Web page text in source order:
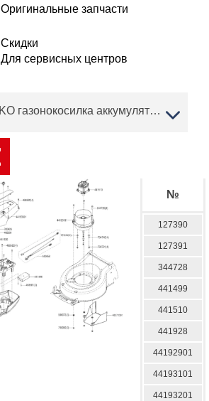
Оригинальные запчасти
Скидки
Для сервисных центров
2 | Solo by AL-KO газонокосилка аккумуляторная sbA 4237 Li SP Артикул: 127388 | с 05/2018 до 08/2019 года | АЛКО ЗАПЧАСТИ | ПО РОССИИ | СПБ
№
127390
127391
344728
441499
441510
441928
44192901
44193101
44193201